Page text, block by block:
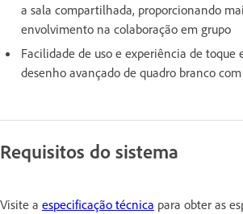
a sala compartilhada, proporcionando
envolvimento na colaboração em grupo
Facilidade de uso e experiência de
desenho avançado de quadro branco
Requisitos do sistema
Visite a especificação técnica para obter as